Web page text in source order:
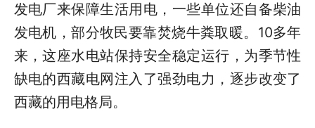
发电厂来保障生活用电，一些单位还自备柴油
发电机，部分牧民要靠焚烧牛粪取暖。10多年
来，这座水电站保持安全稳定运行，为季节性
缺电的西藏电网注入了强劲电力，逐步改变了
西藏的用电格局。